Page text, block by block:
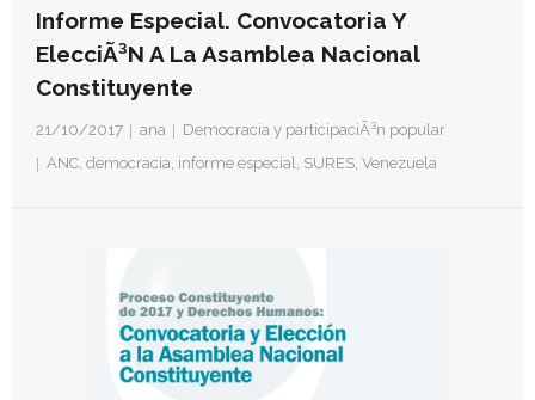
- Derechos Humanos en contextos de Violencia con
Fines PolÃ­ticos
- BoletÃ­n Ida y vuelta
Informe Especial. Convocatoria Y
ElecciÃ³n A La Asamblea Nacional
Constituyente
21/10/2017 ana
Democracia y participaciÃ³n popular
ANC, democracia, informe especial, SURES, Venezuela